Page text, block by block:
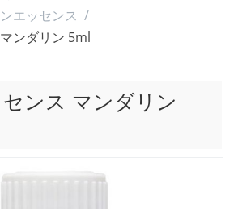
エッセンス /
ンダリン 5ml
ンス マンダリン